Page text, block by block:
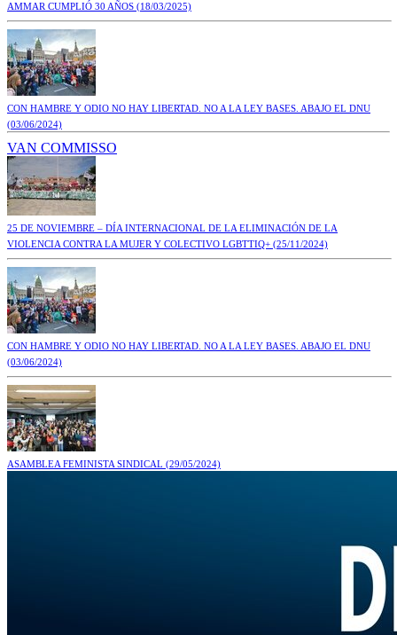
AMMAR CUMPLIÓ 30 AÑOS (18/03/2025)
CON HAMBRE Y ODIO NO HAY LIBERTAD. NO A LA LEY BASES. ABAJO EL DNU
(03/06/2024)
VAN COMMISSO
25 DE NOVIEMBRE – DÍA INTERNACIONAL DE LA ELIMINACIÓN DE LA
VIOLENCIA CONTRA LA MUJER Y COLECTIVO LGBTTIQ+ (25/11/2024)
CON HAMBRE Y ODIO NO HAY LIBERTAD. NO A LA LEY BASES. ABAJO EL DNU
(03/06/2024)
ASAMBLEA FEMINISTA SINDICAL (29/05/2024)